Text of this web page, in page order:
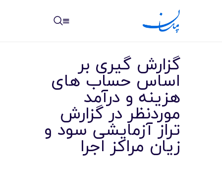
خانه
نوشته ها
مرکز آموزش
گزارش گیری بر
اساس حساب های
هزینه و درآمد
موردنظر در گزارش
تراز آزمایشی سود و
زیان مراکز اجرا